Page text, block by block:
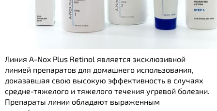
Линия A-Nox Plus Retinol является эксклюзивной
линией препаратов для домашнего использования,
доказавшая свою высокую эффективность в случаях
средне-тяжелого и тяжелого течения угревой болезни.
Препараты линии обладают выраженным